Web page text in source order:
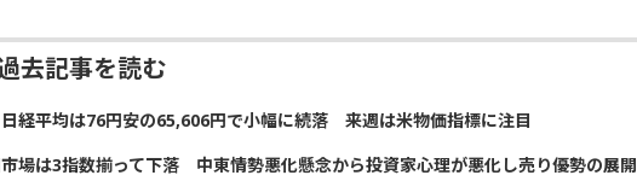
去記事を読む
日経平均は76円安の65,606円で小幅に続落 来週は米物価指標に注目
市場は3指数揃って下落 中東情勢悪化懸念から投資家心理が悪化し売り優勢の展開